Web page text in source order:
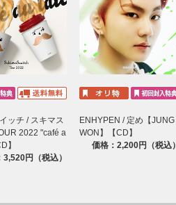
ッチ / スキマス
2022 "café a
】
3,520円（税込）
ENHYPEN / 定め【JUNG
WON】【CD】
価格：2,200円（税込）